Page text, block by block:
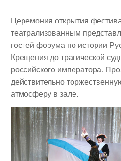
Церемония открытия
театрализованным
гостей форума по истории
Крещения до трагической
российского императора.
действительно
атмосферу в зале.